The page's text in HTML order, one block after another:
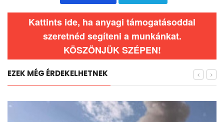
Kattints ide, ha anyagi támogatásoddal
szeretnéd segíteni a munkánkat.
KÖSZÖNJÜK SZÉPEN!
EZEK MÉG ÉRDEKELHETNEK